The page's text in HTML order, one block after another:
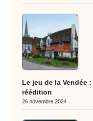
Le jeu de la Vendée
réédition
26 novembre 2024